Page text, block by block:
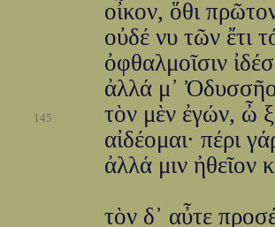
οἶκον, ὅθι
οὐδέ νυ τῶν ἔτι
ὀφθαλμοῖσιν
ἀλλά μ᾽
145
τὸν μὲν ἐγών, ὦ
αἰδέομαι· πέρι
ἀλλά μιν ἠθεῖον
τὸν δ᾽ αὖτε